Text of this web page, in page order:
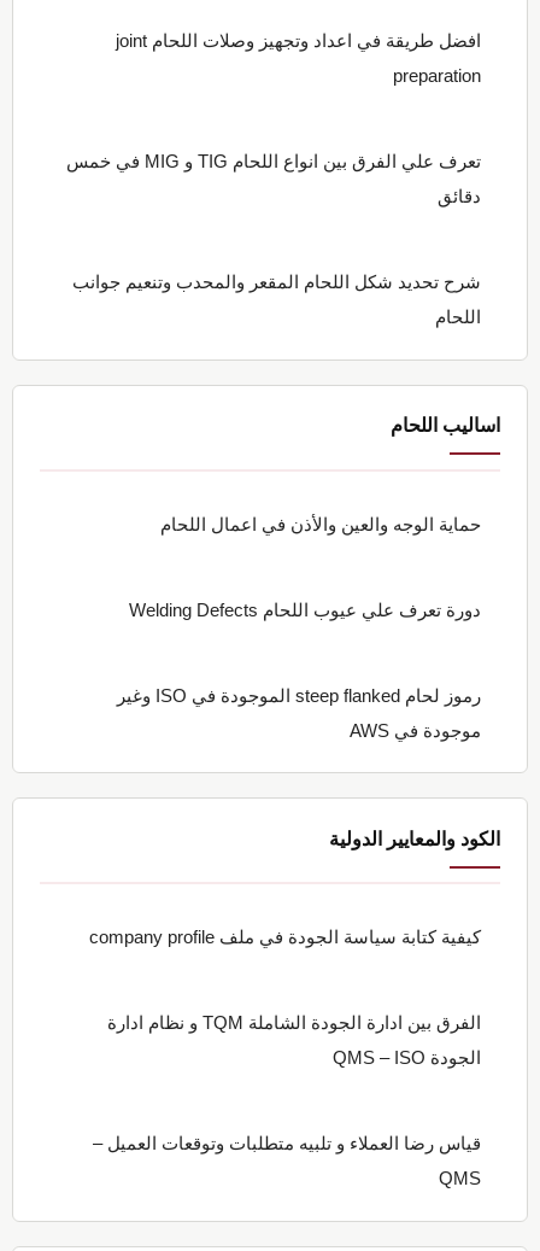
افضل طريقة في اعداد وتجهيز وصلات اللحام joint
preparation
تعرف علي الفرق بين انواع اللحام TIG و MIG في خمس
دقائق
شرح تحديد شكل اللحام المقعر والمحدب وتنعيم جوانب
اللحام
اساليب اللحام
حماية الوجه والعين والأذن في اعمال اللحام
دورة تعرف علي عيوب اللحام Welding Defects
رموز لحام steep flanked الموجودة في ISO وغير
موجودة في AWS
الكود والمعايير الدولية
كيفية كتابة سياسة الجودة في ملف company profile
الفرق بين ادارة الجودة الشاملة TQM و نظام ادارة
الجودة QMS – ISO
قياس رضا العملاء و تلبيه متطلبات وتوقعات العميل –
QMS